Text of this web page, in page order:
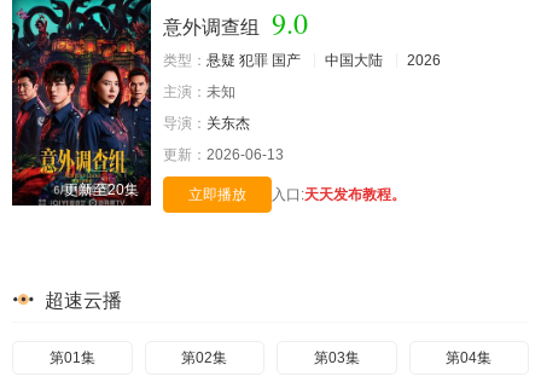
更新至20集
意外调查组 9.0
类型： 悬疑 犯罪 国产 中国大陆
2026
主演： 未知
导演： 关东杰
更新： 2026-06-13
立即播放 入口:天天发布教程。
超速云播
第01集 第02集 第03集 第04集